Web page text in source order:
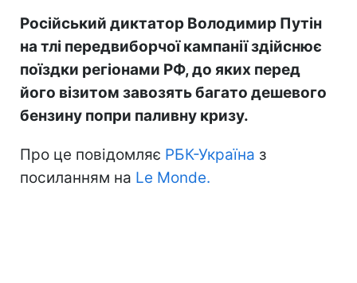
Російський диктатор Володимир Путін
на тлі передвиборчої кампанії здійснює
поїздки регіонами РФ, до яких перед
його візитом завозять багато дешевого
бензину попри паливну кризу.
Про це повідомляє РБК-Україна з
посиланням на Le Monde.